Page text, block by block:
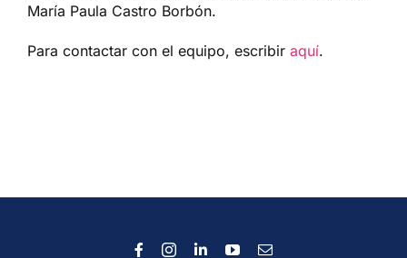
María Paula Castro Borbón.
Para contactar con el equipo, escribir aquí.